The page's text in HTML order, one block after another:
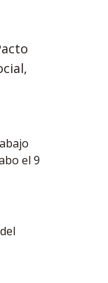
el 9